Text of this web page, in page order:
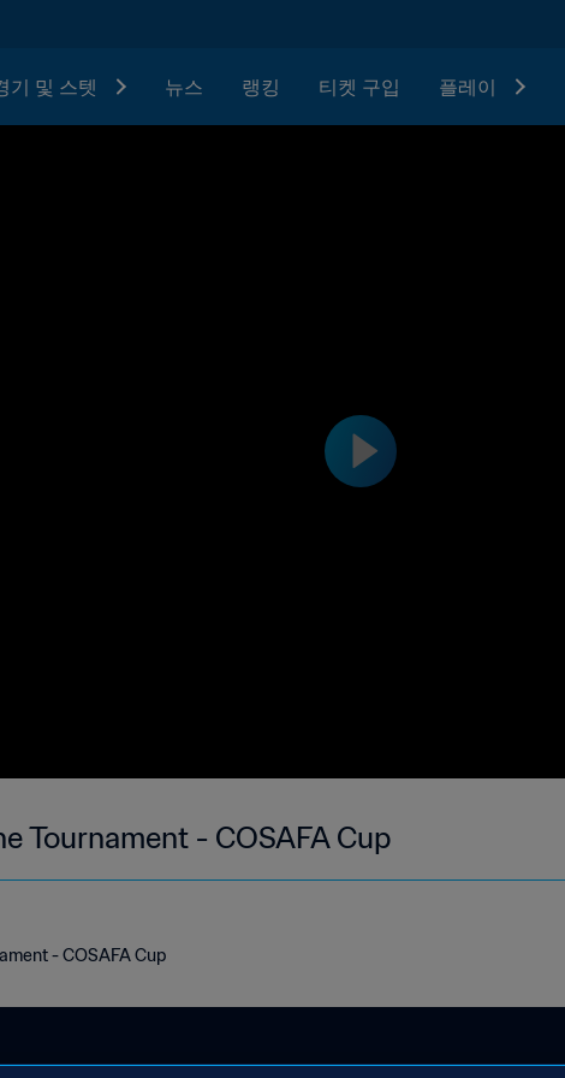
기 및 스텟 뉴스 랭킹 티켓 구입 플레이
Tournament - COSAFA Cup
- COSAFA Cup